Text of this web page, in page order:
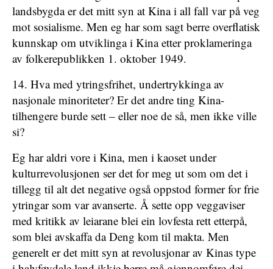
landsbygda er det mitt syn at Kina i all fall var på veg
mot sosialisme. Men eg har som sagt berre overflatisk
kunnskap om utviklinga i Kina etter proklameringa
av folkerepublikken 1. oktober 1949.
14. Hva med ytringsfrihet, undertrykkinga av
nasjonale minoriteter? Er det andre ting Kina-
tilhengere burde sett – eller noe de så, men ikke ville
si?
Eg har aldri vore i Kina, men i kaoset under
kulturrevolusjonen ser det for meg ut som om det i
tillegg til alt det negative også oppstod former for frie
ytringar som var avanserte. Å sette opp veggaviser
med kritikk av leiarane blei ein lovfesta rett etterpå,
som blei avskaffa da Deng kom til makta. Men
generelt er det mitt syn at revolusjonar av Kinas type